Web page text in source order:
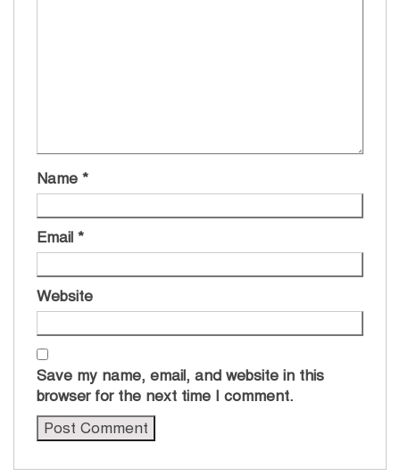
Name *
Email *
Website
Save my name, email, and website in this
browser for the next time I comment.